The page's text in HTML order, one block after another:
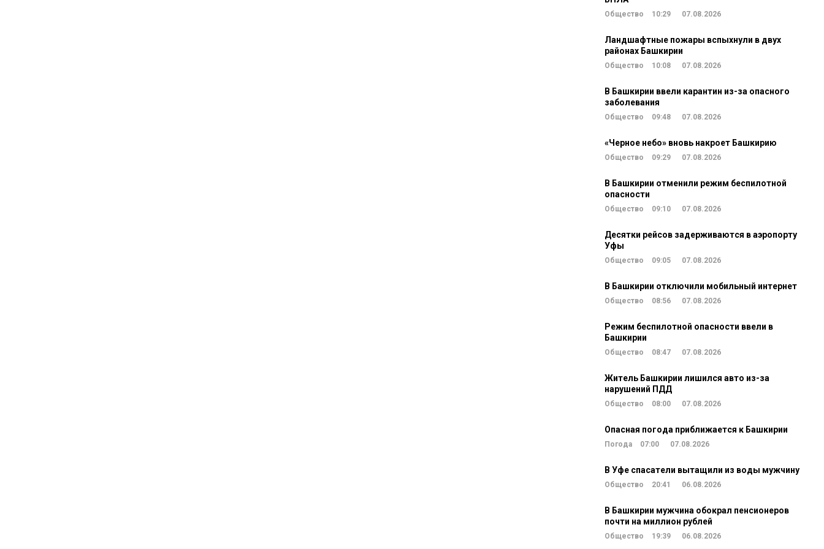
Общество 10:29 07.08.2026
Ландшафтные пожары вспыхнули в двух
районах Башкирии
Общество 10:08 07.08.2026
В Башкирии ввели карантин из-за опасного
заболевания
Общество 09:48 07.08.2026
«Черное небо» вновь накроет Башкирию
Общество 09:29 07.08.2026
В Башкирии отменили режим беспилотной
опасности
Общество 09:10 07.08.2026
Десятки рейсов задерживаются в аэропорту
Уфы
Общество 09:05 07.08.2026
В Башкирии отключили мобильный интернет
Общество 08:56 07.08.2026
Режим беспилотной опасности ввели в
Башкирии
Общество 08:47 07.08.2026
Житель Башкирии лишился авто из-за
нарушений ПДД
Общество 08:00 07.08.2026
Опасная погода приближается к Башкирии
Погода 07:00 07.08.2026
В Уфе спасатели вытащили из воды мужчину
Общество 20:41 06.08.2026
В Башкирии мужчина обокрал пенсионеров
почти на миллион рублей
Общество 19:39 06.08.2026